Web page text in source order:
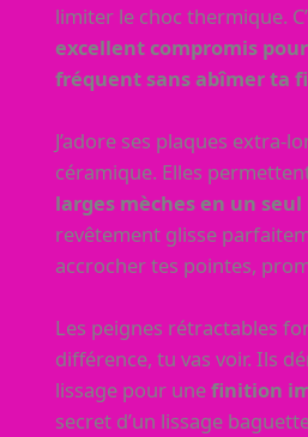
limiter le choc thermique.
excellent compromis
fréquent sans abîmer ta
J’adore ses plaques extra-
céramique. Elles
larges mèches en un seul
revêtement glisse
accrocher tes pointes,
Les peignes rétractables
différence, tu vas voir. Ils
lissage pour unefinition
secret d’un lissage